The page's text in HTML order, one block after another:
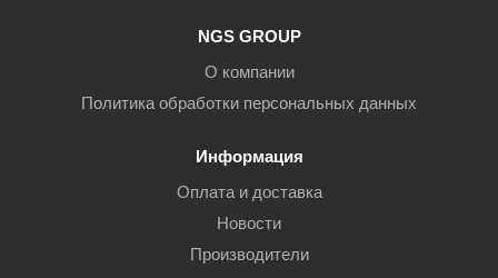
NGS GROUP
О компании
Политика обработки персональных данных
Информация
Оплата и доставка
Новости
Производители